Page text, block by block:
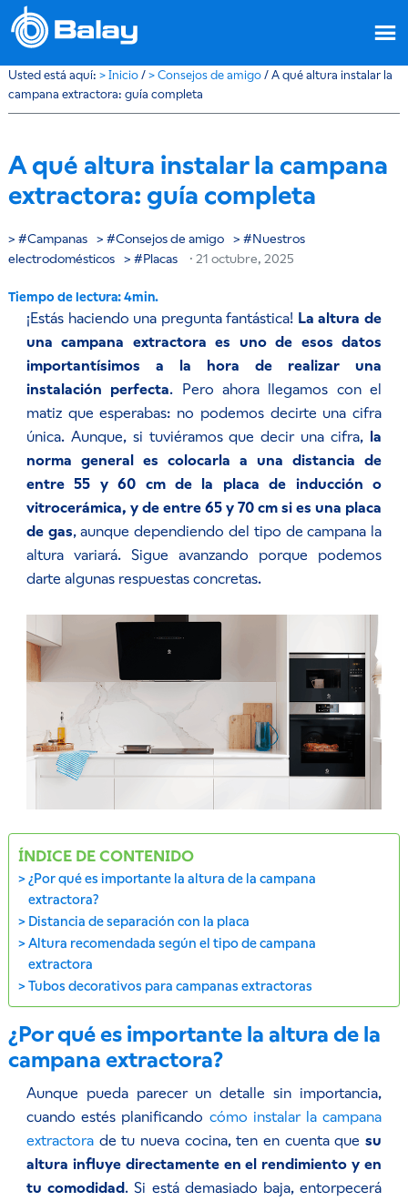
Usted está aquí: > Inicio / > Consejos de amigo /A qué altura instalar la
campana extractora: guía completa
A qué altura instalar la campana
extractora: guía completa
Campanas Consejos de amigo
Nuestros
electrodomésticos
Placas · 21 octubre, 2025
¡Estás haciendo una pregunta fantástica! La altura de
una campana extractora es uno de esos datos
importantísimos a la hora de realizar una
instalación perfecta. Pero ahora llegamos con el
matiz que esperabas: no podemos decirte una cifra
única. Aunque, si tuviéramos que decir una cifra, la
norma general es colocarla a una distancia de
entre 55 y 60 cm de la placa de inducción o
vitrocerámica, y de entre 65 y 70 cm si es una placa
de gas, aunque dependiendo del tipo de campana la
altura variará.Sigue avanzando porque podemos
darte algunas respuestas concretas.
ÍNDICE DE CONTENIDO
¿Por qué es importante la altura de la campana
extractora?
Distancia de separación con la placa
Altura recomendada según el tipo de campana
extractora
Tubos decorativos para campanas extractoras
¿Por qué es importante la altura de la
campana extractora?
Aunque pueda parecer un detalle sin importancia,
cuando estés planificando cómo instalar la campana
extractorade tu nueva cocina, ten en cuenta quesu
altura influye directamente en el rendimiento y en
tu comodidad. Si está demasiado baja, entorpecerá